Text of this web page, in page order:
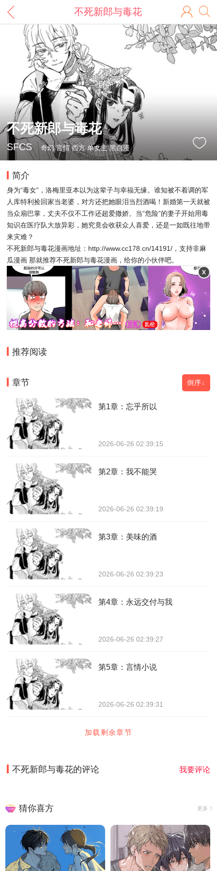
不死新郎与毒花
不死新郎与毒花
SFCS 奇幻 言情 西方 单女主 黑白漫
简介
身为“毒女”，洛梅里亚本以为这辈子与幸福无缘。谁知被不着调的军
人库特利捡回家当老婆，对方还把她眼泪当烈酒喝！新婚第一天就被
当众扇巴掌，丈夫不仅不工作还超爱撒娇。当“危险”的妻子开始用毒
知识在医疗队大放异彩，她究竟会收获众人喜爱，还是一如既往地带
来灾难？
不死新郎与毒花漫画地址：http://www.cc178.cn/14191/，支持非麻
瓜漫画 那就推荐不死新郎与毒花漫画，给你的小伙伴吧。
推荐阅读
章节 倒序↓
第1章：忘乎所以
2026-06-26 02:39:15
第2章：我不能哭
2026-06-26 02:39:19
第3章：美味的酒
2026-06-26 02:39:23
第4章：永远交付与我
2026-06-26 02:39:27
第5章：言情小说
2026-06-26 02:39:31
加载剩余章节
不死新郎与毒花的评论 我要评论
猜你喜方 更多